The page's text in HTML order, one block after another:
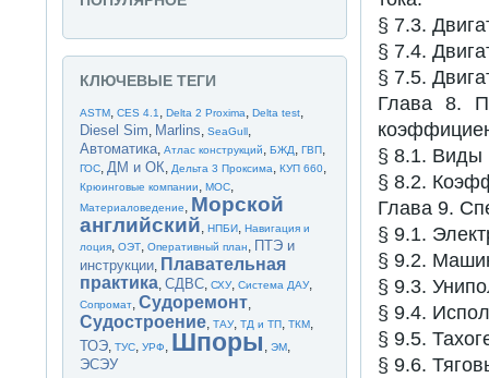
§ 7.3.
§ 7.4.
§ 7.5.
Глава 8.
§ 8.1. Виды
§ 8.2.
Глава 9.
§ 9.1.
§ 9.2.
§ 9.3.
§ 9.4.
§ 9.5.
§ 9.6.
КЛЮЧЕВЫЕ ТЕГИ
ASTM,CES 4.1,Delta 2 Proxima,Delta test,
Diesel Sim, Marlins,SeaGull,
Автоматика,Атлас конструкций,БЖД,ГВП,
ГОС,ДМ и ОК,Дельта 3 Проксима,КУП 660,
Крюинговые компании,МОС,
Материаловедение, Морской
английский,НПБИ,Навигация и
лоция,ОЭТ,Оперативный план, ПТЭ и
инструкции, Плавательная
практика,СДВС,СХУ,Система ДАУ,
Сопромат,Судоремонт,
Судостроение,ТАУ,ТД и ТП,ТКМ,
ТОЭ,ТУС,УРФ, Шпоры ,ЭМ,
ЭСЭУ